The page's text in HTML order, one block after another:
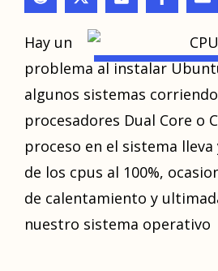
Hay un
problema al instalar
algunos sistemas
procesadores Dual Core o
proceso en el sistema
de los cpus al 100%,
de calentamiento y
nuestro sistema operativo